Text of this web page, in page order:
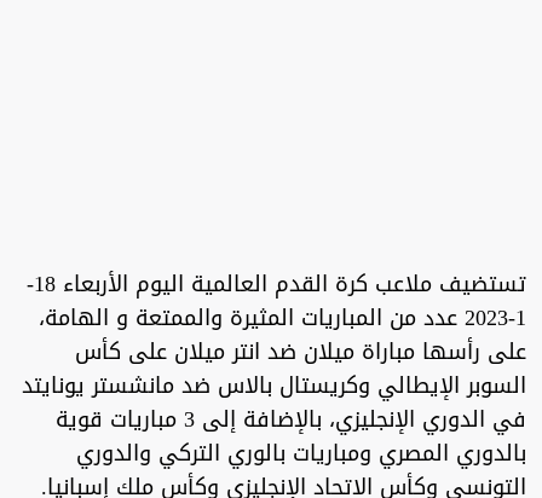
تستضيف ملاعب كرة القدم العالمية اليوم الأربعاء 18-
1-2023 عدد من المباريات المثيرة والممتعة و الهامة،
على رأسها مباراة ميلان ضد انتر ميلان على كأس
السوبر الإيطالي وكريستال بالاس ضد مانشستر يونايتد
في الدوري الإنجليزي، بالإضافة إلى 3 مباريات قوية
بالدوري المصري ومباريات بالوري التركي والدوري
التونسي وكأس الاتحاد الإنجليزي وكأس ملك إسبانيا.